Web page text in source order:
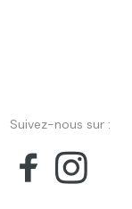
Suivez-nous sur :